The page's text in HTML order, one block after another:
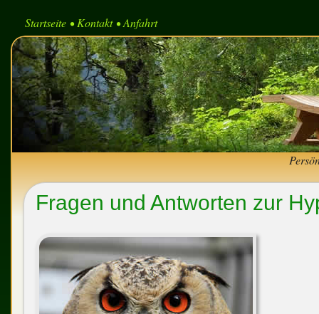
Startseite • Kontakt•Anfahrt
Fragen und Antworten zur